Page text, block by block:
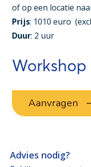
of op een locatie
Prijs: 1010 euro
Duur: 2 uur
Aanvragen
Advies nodig?